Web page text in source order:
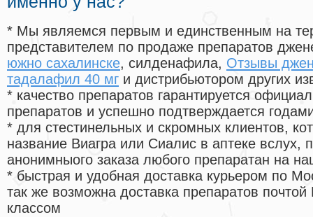
* Мы являемся первым и единственным на
представителем по продаже препаратов
южно сахалинске, силденафила, Отзывы
тадалафил 40 мг и дистрибьютором других
* качество препаратов гарантируется
препаратов и успешно подтверждается
* для стестинельных и скромных клиентов,
название Виагра или Сиалис в аптеке вслух,
анонимныого заказа любого препаратан на
* быстрая и удобная доставка курьером по
так же возможна доставка препаратов
классом